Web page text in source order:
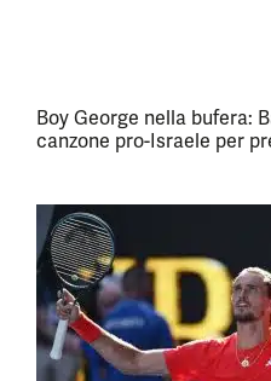
Boy George nella bufera:
canzone pro-Israele per